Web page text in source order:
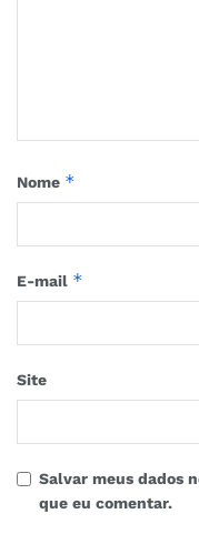
Nome *
E-mail *
Site
Salvar meus dados
que eu comentar.